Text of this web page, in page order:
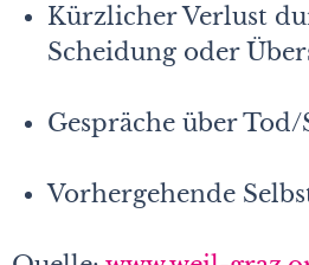
Kürzlicher Verlust
Scheidung oder
Gespräche über
Vorhergehende